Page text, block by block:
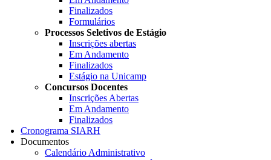
Finalizados
Formulários
Processos Seletivos de Estágio
Inscrições abertas
Em Andamento
Finalizados
Estágio na Unicamp
Concursos Docentes
Inscrições Abertas
Em Andamento
Finalizados
Cronograma SIARH
Documentos
Calendário Administrativo